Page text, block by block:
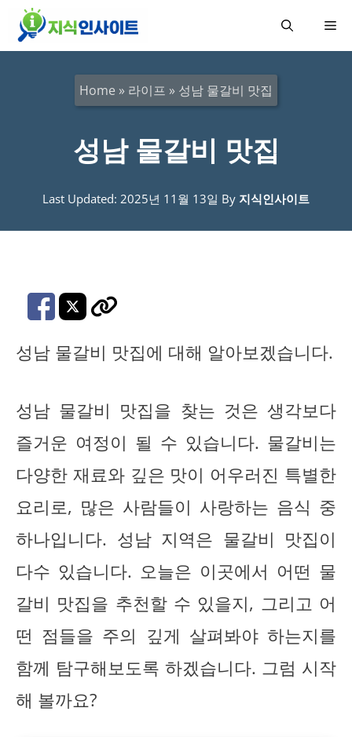
메
Home » 라이프 » 성남 물갈비 맛집
성남 물갈비 맛집
Last Updated: 2025년 11월 13일 By 지식인사이트
성남 물갈비 맛집에 대해 알아보겠습니다.
성남 물갈비 맛집을 찾는 것은 생각보다
즐거운 여정이 될 수 있습니다. 물갈비는
다양한 재료와 깊은 맛이 어우러진 특별한
요리로, 많은 사람들이 사랑하는 음식 중
하나입니다. 성남 지역은 물갈비 맛집이
다수 있습니다. 오늘은 이곳에서 어떤 물
갈비 맛집을 추천할 수 있을지, 그리고 어
떤 점들을 주의 깊게 살펴봐야 하는지를
함께 탐구해보도록 하겠습니다. 그럼 시작
해 볼까요?